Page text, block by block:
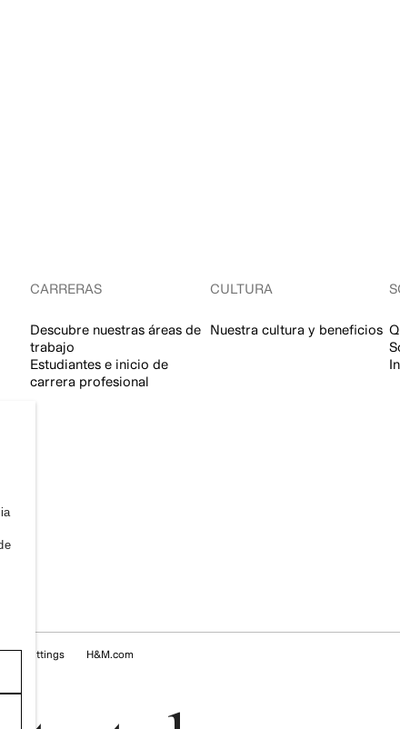
CARRERAS
Descubre nuestras áreas de
trabajo
Estudiantes e inicio de
carrera profesional
CULTURA
Nuestra cultura y beneficios
Settings H&M.com